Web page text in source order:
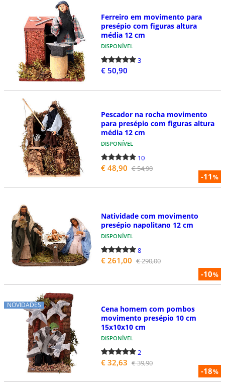
Ferreiro em movimento para
presépio com figuras altura
média 12 cm
DISPONÍVEL
3
€ 50,90
-11%
Pescador na rocha movimento
para presépio com figuras altura
média 12 cm
DISPONÍVEL
10
€ 48,90 € 54,90
-10%
Natividade com movimento
presépio napolitano 12 cm
DISPONÍVEL
8
€ 261,00 € 290,00
NOVIDADES
-18%
Cena homem com pombos
movimento presépio 10 cm
15x10x10 cm
DISPONÍVEL
2
€ 32,63 € 39,90